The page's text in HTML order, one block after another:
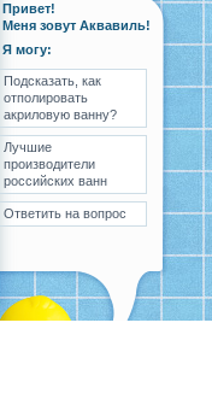
Привет!
Меня зовут Аквавиль!
Я могу:
Подсказать, как
отполировать
акриловую ванну?
Лучшие
производители
российских ванн
Ответить на вопрос